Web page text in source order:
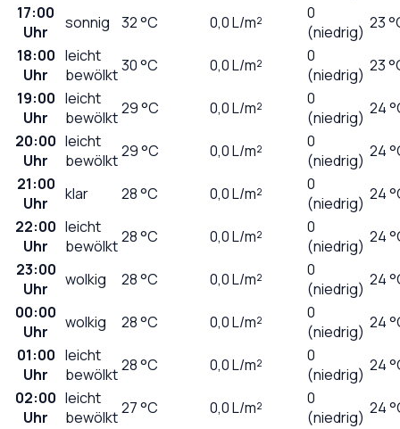
17:00
Uhr
sonnig 32°C 0,0L/m²
0
(niedrig) 23
18:00
Uhr
leicht
bewölkt30°C 0,0L/m²
0
(niedrig) 23
19:00
Uhr
leicht
bewölkt29°C 0,0L/m²
0
(niedrig) 24
20:00
Uhr
leicht
bewölkt29°C 0,0L/m²
0
(niedrig) 24
21:00
Uhr
klar 28°C 0,0L/m²
0
(niedrig) 24
22:00
Uhr
leicht
bewölkt28°C 0,0L/m²
0
(niedrig) 24
23:00
Uhr
wolkig 28°C 0,0L/m²
0
(niedrig) 24
00:00
Uhr
wolkig 28°C 0,0L/m²
0
(niedrig) 24
01:00
Uhr
leicht
bewölkt28°C 0,0L/m²
0
(niedrig) 24
02:00
Uhr
leicht
bewölkt27°C 0,0L/m²
0
(niedrig) 24